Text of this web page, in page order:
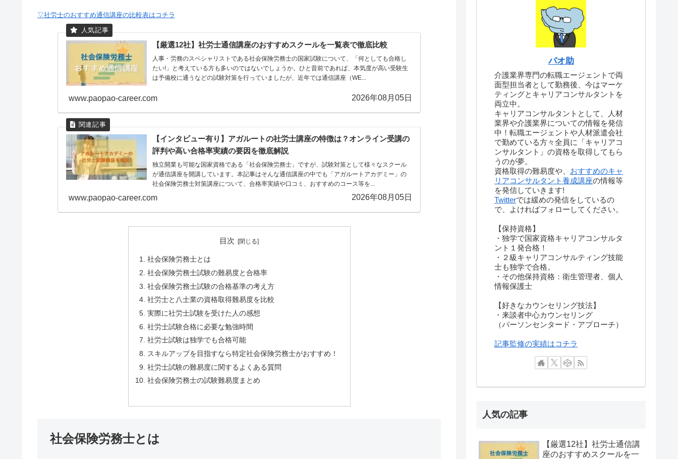
▽社労士のおすすめ通信講座の比較表はコチラ
【厳選12社】社労士通信講座のおすすめスクールを一覧表で徹底比較
人事・労務のスペシャリストである社会保険労務士の国家試験について、「何としても合格し
たい!」と考えている方も多いのではないでしょうか。ひと昔前であれば、本気度が高い受験生
は予備校に通うなどの試験対策を行っていましたが、近年では通信講座（WE...
www.paopao-career.com 2026年08月05日
【インタビュー有り】アガルートの社労士講座の特徴は？オンライン受講の
評判や高い合格率実績の要因を徹底解説
独立開業も可能な国家資格である「社会保険労務士」ですが、試験対策として様々なスクール
が通信講座を開講しています。本記事はそんな通信講座の中でも「アガルートアカデミー」の
社会保険労務士対策講座について、合格率実績や口コミ、おすすめのコース等を...
www.paopao-career.com 2026年08月05日
目次
社会保険労務士とは
社会保険労務士試験の難易度と合格率
社会保険労務士試験の合格基準の考え方
社労士と八士業の資格取得難易度を比較
実際に社労士試験を受けた人の感想
社労士試験合格に必要な勉強時間
社労士試験は独学でも合格可能
スキルアップを目指すなら特定社会保険労務士がおすすめ！
社労士試験の難易度に関するよくある質問
社会保険労務士の試験難易度まとめ
社会保険労務士とは
パオ助
介護業界専門の転職エージェントで両
面型担当者として勤務後、今はマーケ
ティングとキャリアコンサルタントを
両立中。
キャリアコンサルタントとして、人材
業界や介護業界についての情報を発信
中！転職エージェントや人材派遣会社
で勤めている方々全員に「キャリアコ
ンサルタント」の資格を取得してもら
うのが夢。
資格取得の難易度や、 おすすめのキャ
リアコンサルタント養成講座の情報等
を発信していきます!
Twitterでは緩めの発信をしているの
で、よければフォローしてください。
【保持資格】
・独学で国家資格キャリアコンサルタ
ント１発合格！
・２級キャリアコンサルティング技能
士も独学で合格。
・その他保持資格：衛生管理者、個人
情報保護士
【好きなカウンセリング技法】
・来談者中心カウンセリング
（パーソンセンタード・アプローチ）
記事監修の実績はコチラ
人気の記事
【厳選12社】社労士通信講
座のおすすめスクールを一